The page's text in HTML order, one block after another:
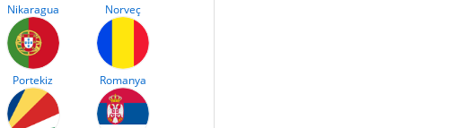
Nikaragua Norveç
Portekiz Romanya